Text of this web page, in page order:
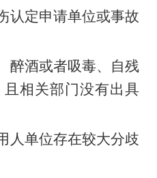
认定申请单位或事故
醉酒或者吸毒、自残
相关部门没有出具
人单位存在较大分歧